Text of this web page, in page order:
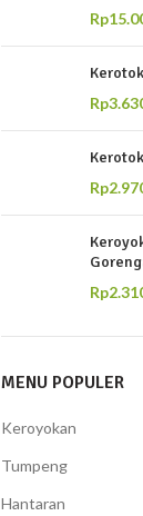
Rp
Rp
Rp
Rp
MENU POPULER
Keroyokan
Tumpeng
Hantaran